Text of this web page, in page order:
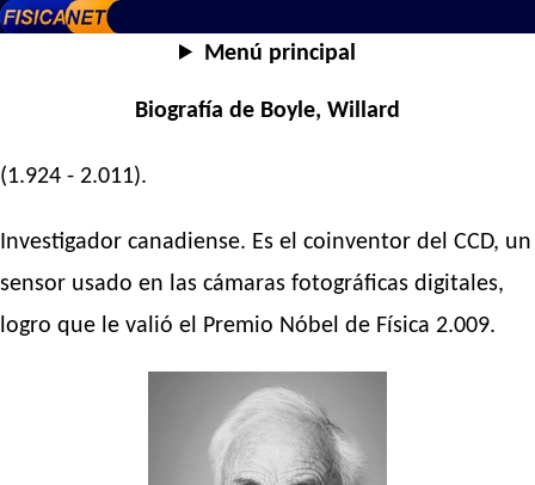
Menú principal
Biografía de Boyle, Willard
(1.924 - 2.011).
Investigador canadiense. Es el coinventor del CCD, un
sensor usado en las cámaras fotográficas digitales,
logro que le valió el Premio Nóbel de Física 2.009.